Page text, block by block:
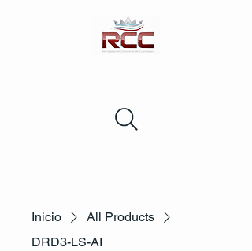
Inicio
All Products
DRD3-LS-AI